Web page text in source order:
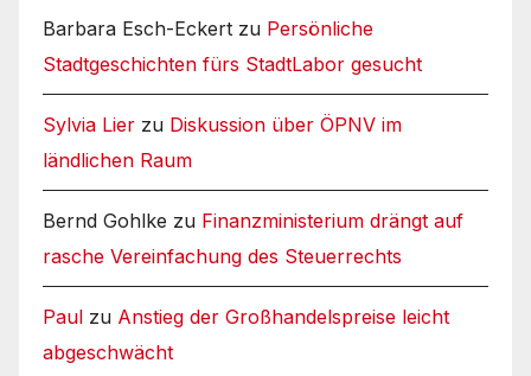
Barbara Esch-Eckert zu Persönliche
Stadtgeschichten fürs StadtLabor gesucht
Sylvia Lier zu Diskussion über ÖPNV im
ländlichen Raum
Bernd Gohlke zu Finanzministerium drängt auf
rasche Vereinfachung des Steuerrechts
Paul zu Anstieg der Großhandelspreise leicht
abgeschwächt